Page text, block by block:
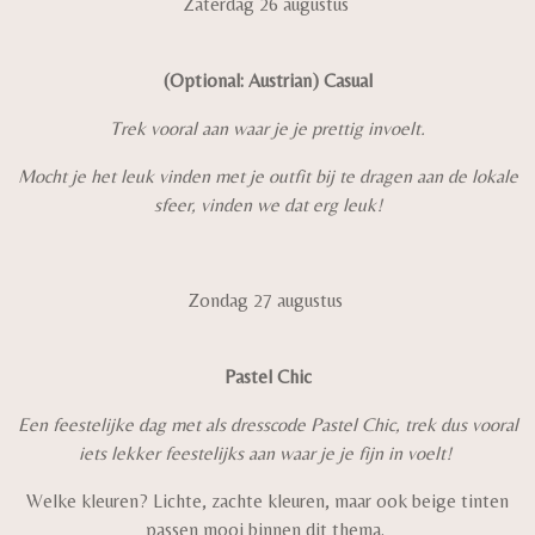
(Optional: Austrian) Casual
Trek vooral aan waar je je prettig invoelt.
Mocht je het leuk vinden met je outfit bij te dragen aan de lokale
sfeer, vinden we dat erg leuk!
Zondag 27 augustus
Pastel Chic
Een feestelijke dag met als dresscode Pastel Chic, trek dus vooral
iets lekker feestelijks aan waar je je fijn in voelt!
Welke kleuren? Lichte, zachte kleuren, maar ook beige tinten
passen mooi binnen dit thema.